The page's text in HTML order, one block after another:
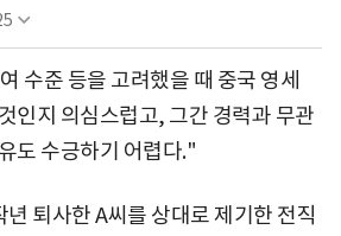
수준 등을 고려했을 때 중국 영세
인지 의심스럽고, 그간 경력과 무관
도 수긍하기 어렵다."
퇴사한 A씨를 상대로 제기한 전직